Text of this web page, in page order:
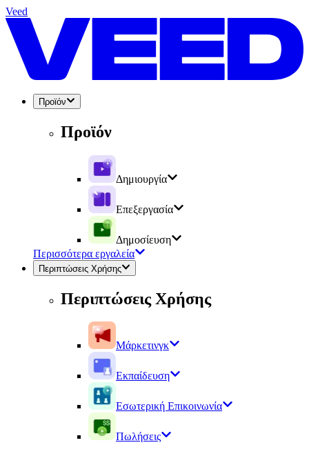
Veed
Προϊόν
Προϊόν
Δημιουργία
Επεξεργασία
Δημοσίευση
Περισσότερα εργαλεία
Περιπτώσεις Χρήσης
Περιπτώσεις Χρήσης
Μάρκετινγκ
Εκπαίδευση
Εσωτερική Επικοινωνία
Πωλήσεις